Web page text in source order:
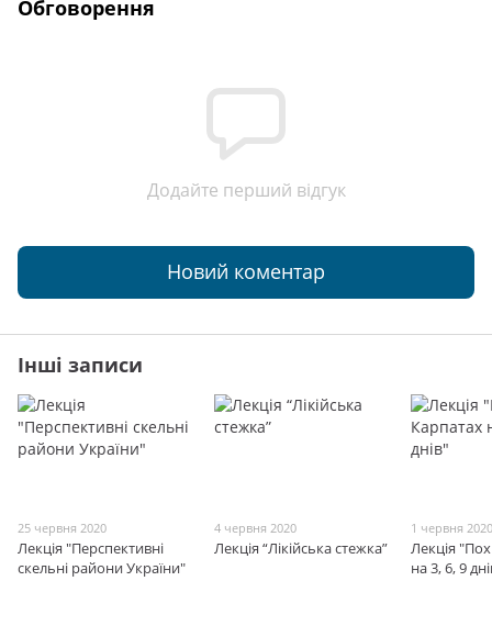
Обговорення
Додайте перший відгук
Новий коментар
Інші записи
25 червня 2020
Лекція "Перспективні
скельні райони України"
4 червня 2020
Лекція “Лікійська стежка”
1 червня
Лекція
на 3, 6, 9